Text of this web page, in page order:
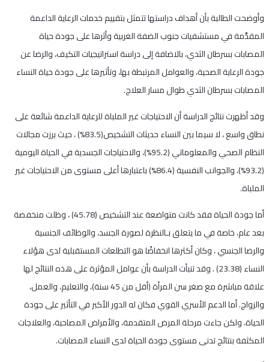
وأوضحت الطالبة بأن أهداف دراستها تتمثل بتقييم خدمات الرعاية الداعمة
المقدَّمة في مستشفيات جنوب الضفة الغربية وأثرها على جودة حياة
المصابات بسرطان الثدي، بالاضافة إلى دراسة استراتيجيات التكيف، والرضا عن
جودة الرعاية الصحية، والعوامل المرتبطة بها، وتأثيرها على جودة حياة النساء
المصابات بسرطان الثدي طوال مسار العلاج.
وقد أظهرت نتائج الدراسة أن الاحتياجات غير الملباة للرعاية الداعمة شائعة على
نطاق واسع ، لا سيما بين النساء حديثات التشخيص(83.5%) ، حيث برزت مجالات
النظام الصحي والمعلوماتي (95.2%)، والاحتياجات الجسدية في الحياة اليومية
(93.2%)، والجوانب النفسية (86.4%) باعتبارها أعلى مستوى من الاحتياجات غير
الملباة.
أما جودة الحياة فقد كانت متواضعة عند التشخيص (45.78) ، وظلت منخفضة
بعد عام، خاصة في ما يتعلق بـالنظرة لصورة الجسد، والوظائف الجنسية
والرضا الجنسي ، وكان أكثرها انخفاضًا هو التطلعات المستقبلية لدى هؤلاء
النساء (23.38) . وقد تنبأت الدراسة بأن عوامل المؤثرة على هذه النتائج لها
علاقة مباشرة مع صغر سن المرأة (أقل من 45 سنة)، والتعليم، والعمل،
والزواج. أما الدعم الأسري القوي فكان له الدور الأكبر في التأثير على جودة
الحياة، ولكن جاءت مرحلة المرض المتقدمة، والأمراض المصاحبة، والعلاجات
المكثفة بنتائج تدنى مستوى جودة الحياة لدى النساء المصابات.